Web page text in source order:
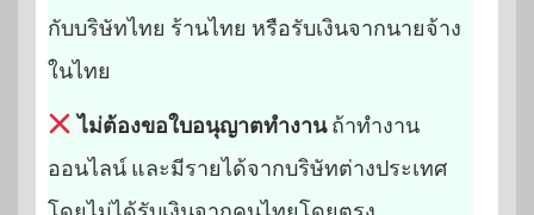
กับบริษัทไทย ร้านไทย หรือรับเงินจากนายจ้าง
ในไทย
ไม่ต้องขอใบอนุญาตทำงานถ้าทำงาน
ออนไลน์ และมีรายได้จากบริษัทต่างประเทศ